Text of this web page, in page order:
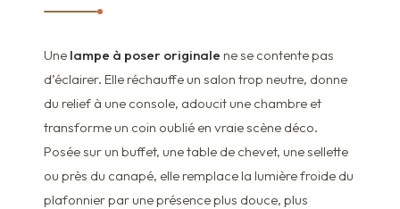
Une lampe à poser originale ne se contente pas
d’éclairer. Elle réchauffe un salon trop neutre, donne
du relief à une console, adoucit une chambre et
transforme un coin oublié en vraie scène déco.
Posée sur un buffet, une table de chevet, une sellette
ou près du canapé, elle remplace la lumière froide du
plafonnier par une présence plus douce, plus